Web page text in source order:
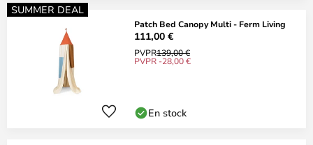
SUMMER DEAL
Patch Bed Canopy Multi - Ferm Living
111,00 €
PVPR139,00 €
PVPR -28,00 €
En stock